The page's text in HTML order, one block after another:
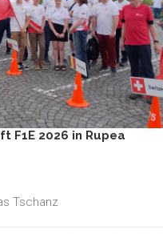
F1E 2026 in Rupea
Tschanz